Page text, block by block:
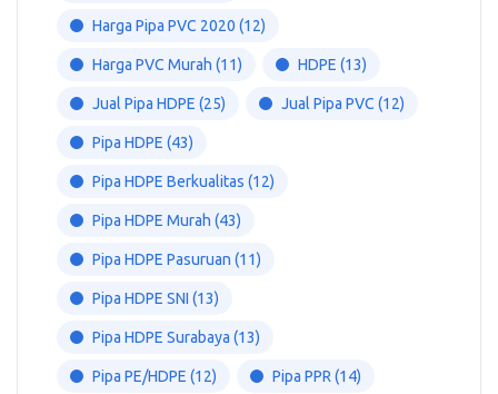
Harga Pipa PVC 2020 (12)
Harga PVC Murah (11) HDPE (13)
Jual Pipa HDPE (25) Jual Pipa PVC (12)
Pipa HDPE (43)
Pipa HDPE Berkualitas (12)
Pipa HDPE Murah (43)
Pipa HDPE Pasuruan (11)
Pipa HDPE SNI (13)
Pipa HDPE Surabaya (13)
Pipa PE/HDPE (12) Pipa PPR (14)